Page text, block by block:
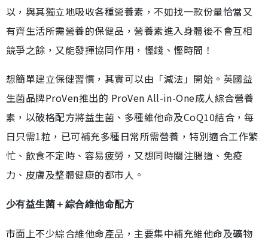
以，與其獨立地吸收各種營養素，不如找一款份量恰當又
有齊生活所需營養的保健品，營養素進入身體後不會互相
競爭之餘，又能發揮協同作用，慳錢、慳時間！
想簡單建立保健習慣，其實可以由「減法」開始。英國益
生菌品牌ProVen推出的 ProVen All-in-One成人綜合營養
素，以破格配方將益生菌、多種維他命及CoQ10結合，每
日只需1粒，已可補充多種日常所需營養，特別適合工作繁
忙、飲食不定時、容易疲勞，又想同時關注腸道、免疫
力、皮膚及整體健康的都市人。
少有益生菌＋綜合維他命配方
市面上不少綜合維他命產品，主要集中補充維他命及礦物